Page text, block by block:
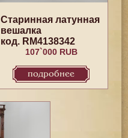
Старинная латунная
вешалка
код. RM4138342
107`000 RUB
подробнее